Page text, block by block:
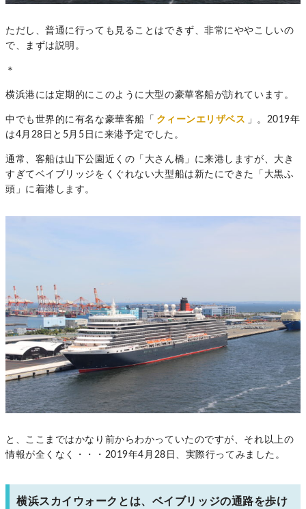
ただし、普通に行っても見ることはできず、非常にややこしいの
で、まずは説明。
＊
横浜港には定期的にこのように大型の豪華客船が訪れています。
中でも世界的に有名な豪華客船「 クィーンエリザベス
」。2019年
は4月28日と5月5日に来港予定でした。
通常、客船は山下公園近くの「大さん橋」に来港しますが、大き
すぎてベイブリッジをくぐれない大型船は新たにできた「大黒ふ
頭」に着港します。
と、ここまではかなり前からわかっていたのですが、それ以上の
情報が全くなく・・・2019年4月28日、実際行ってみました。
横浜スカイウォークとは、ベイブリッジの通路を歩け